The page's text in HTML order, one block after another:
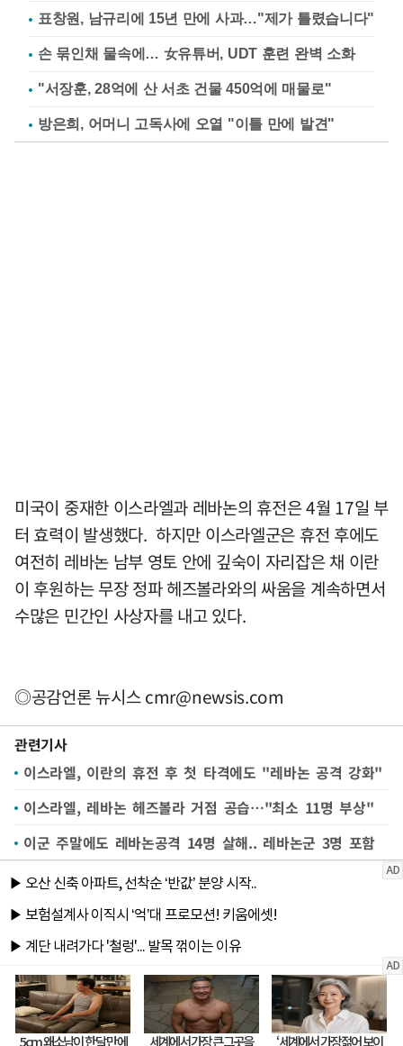
표창원, 남규리에 15년 만에 사과…"제가 틀렸습니다"
손 묶인채 물속에… 女유튜버, UDT 훈련 완벽 소화
"서장훈, 28억에 산 서초 건물 450억에 매물로"
방은희, 어머니 고독사에 오열 "이틀 만에 발견"
미국이 중재한 이스라엘과 레바논의 휴전은 4월 17일 부
터 효력이 발생했다. 하지만 이스라엘군은 휴전 후에도
여전히 레바논 남부 영토 안에 깊숙이 자리잡은 채 이란
이 후원하는 무장 정파 헤즈볼라와의 싸움을 계속하면서
수많은 민간인 사상자를 내고 있다.
◎공감언론 뉴시스cmr@newsis.com
관련기사
이스라엘, 이란의 휴전 후 첫 타격에도 "레바논 공격 강화"
이스라엘, 레바논 헤즈볼라 거점 공습…"최소 11명 부상"
이군 주말에도 레바논공격 14명 살해.. 레바논군 3명 포함